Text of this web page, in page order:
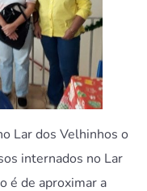
Lar dos Velhinhos o
internados no Lar
é de aproximar a